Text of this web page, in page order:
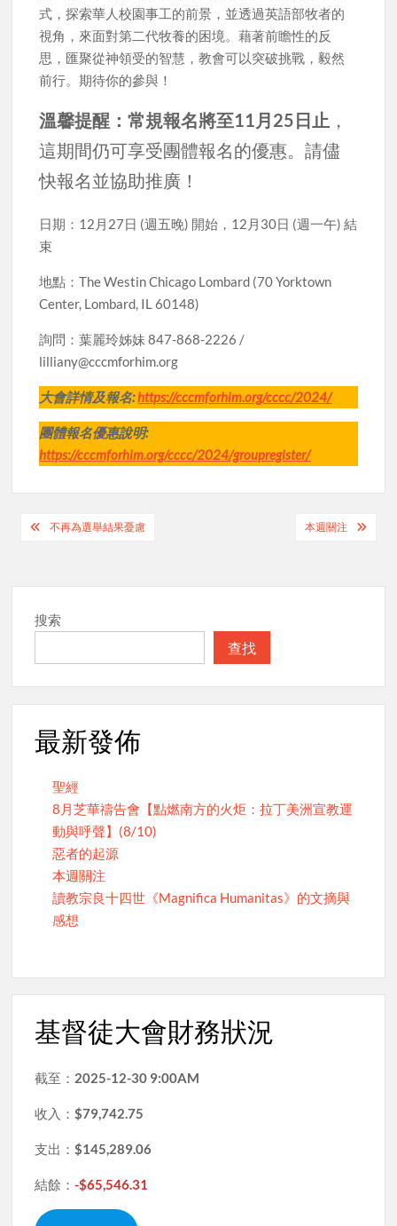
式，探索華人校園事工的前景，並透過英語部牧者的
視角，來面對第二代牧養的困境。藉著前瞻性的反
思，匯聚從神領受的智慧，教會可以突破挑戰，毅然
前行。期待你的參與！
溫馨提醒：常規報名將至11月25日止 ，
這期間仍可享受團體報名的優惠。請儘
快報名並協助推廣！
日期：12月27日 (週五晚) 開始，12月30日 (週一午) 結
束
地點：The Westin Chicago Lombard (70 Yorktown
Center, Lombard, IL 60148)
詢問：葉麗玲姊妹 847-868-2226 /
lilliany@cccmforhim.org
大會詳情及報名:https://cccmforhim.org/cccc/2024/
團體報名優惠說明:
https://cccmforhim.org/cccc/2024/groupregister/
Post不再為選舉結果憂慮 本週關注
搜索
查找
最新發佈
聖經
8月芝華禱告會【點燃南方的火炬：拉丁美洲宣教運
動與呼聲】(8/10)
惡者的起源
本週關注
讀教宗良十四世《Magnifica Humanitas》的文摘與
感想
基督徒大會財務狀況
截至： 2025-12-30 9:00AM
收入：$79,742.75
支出：$145,289.06
結餘：-$65,546.31